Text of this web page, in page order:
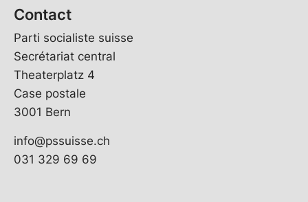
Contact
Parti socialiste suisse
Secrétariat central
Theaterplatz 4
Case postale
3001 Bern
info@pssuisse.ch
031 329 69 69